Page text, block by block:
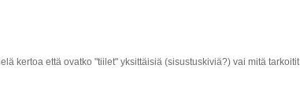
kertoa että ovatko "tiilet" yksittäisiä (sisustuskiviä?) vai mitä tarkoitit